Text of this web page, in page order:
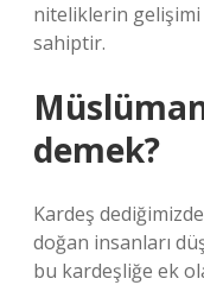
niteliklerin
sahiptir.
demek?
Kardeş
doğan insanları
bu kardeşliğe ek